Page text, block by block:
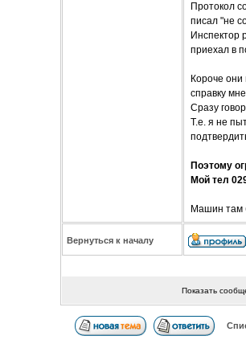
Протокол
писал "не
Инспектор
приехал в
Короче
справку
Сразу
Т.е. я не
Поэтому
Мой тел
Машин там
Вернуться к началу
Показать